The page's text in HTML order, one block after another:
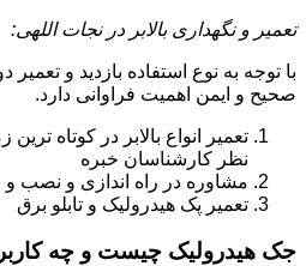
تعمیر و نگهداری بالابر در نجات اللهی:
با توجه به نوع استفاده بازدید و تعمیر
صحیح و ایمن اهمیت فراوانی دارد.
تعمیر انواع بالابر در کوتاه ترین
نظر کارشناسان خبره
مشاوره در راه اندازی و نصب و
تعمیر پک هیدرولیک و تابلو برق
جک هیدرولیک چیست و چه